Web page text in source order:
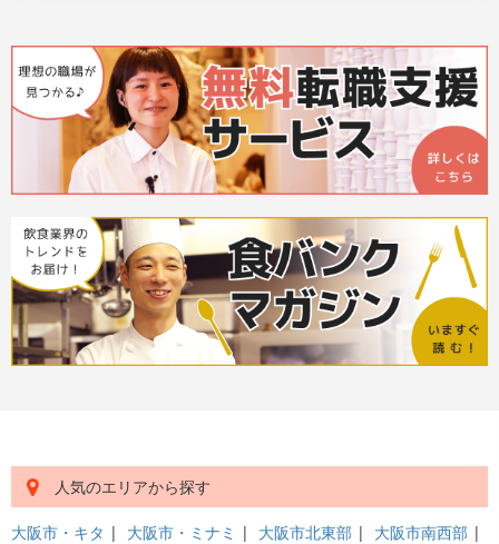
人気のエリアから探す
大阪市・キタ | 大阪市・ミナミ | 大阪市北東部 | 大阪市南西部 |